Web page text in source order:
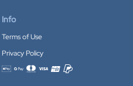
Info
Terms of Use
Privacy Policy
Accepted payment methods